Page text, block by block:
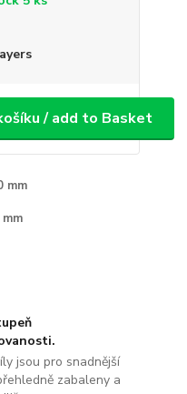
/ add to Basket
mm
jsou pro snadnější
zabaleny a